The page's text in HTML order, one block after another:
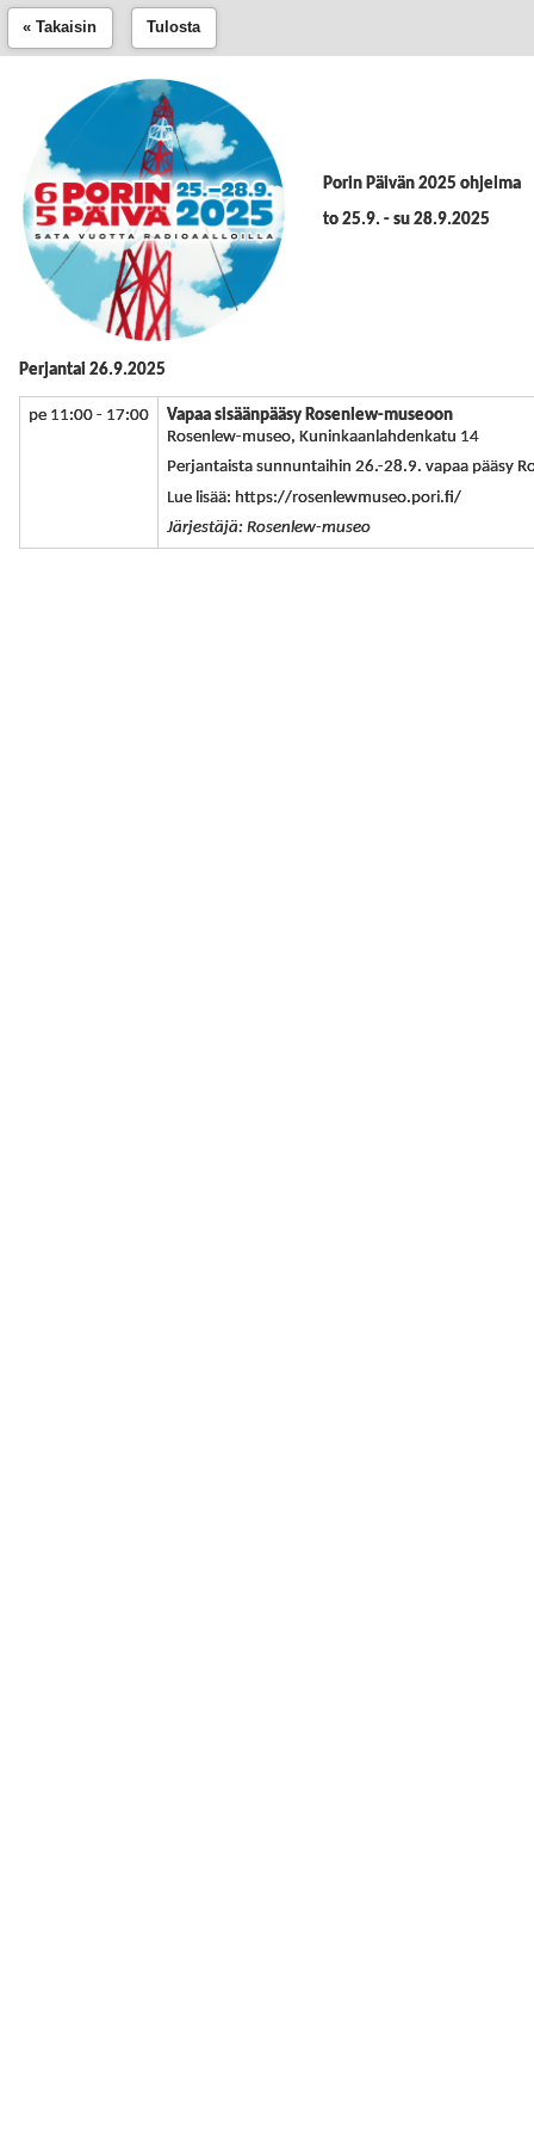
« Takaisin Tulosta
Porin Päivän 2025 ohjelma
to 25.9. - su 28.9.2025
Perjantai 26.9.2025
pe 11:00 - 17:00
Vapaa sisäänpääsy Rosenlew-museoon
Rosenlew-museo, Kuninkaanlahdenkatu 14
Perjantaista sunnuntaihin 26.-28.9. vapaa pääsy
Lue lisää: https://rosenlewmuseo.pori.fi/
Järjestäjä: Rosenlew-museo